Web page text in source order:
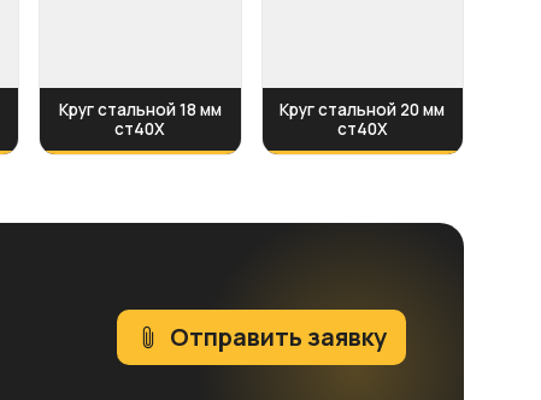
Круг стальной 18 мм
ст40Х
Круг стальной 20 мм
ст40Х
Отправить заявку